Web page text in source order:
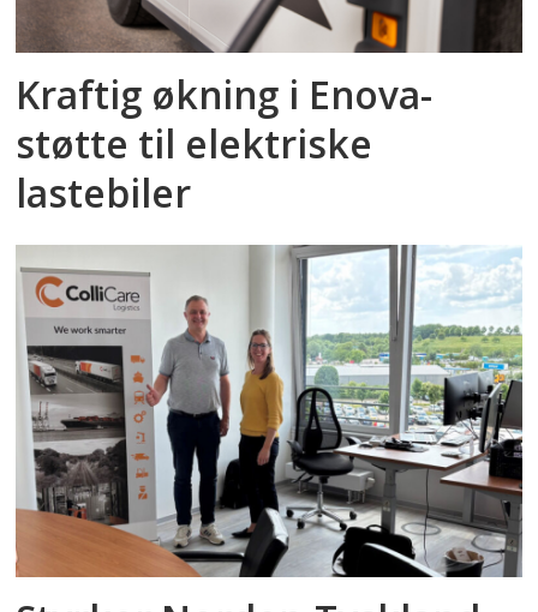
Kraftig økning i Enova-
støtte til elektriske
lastebiler